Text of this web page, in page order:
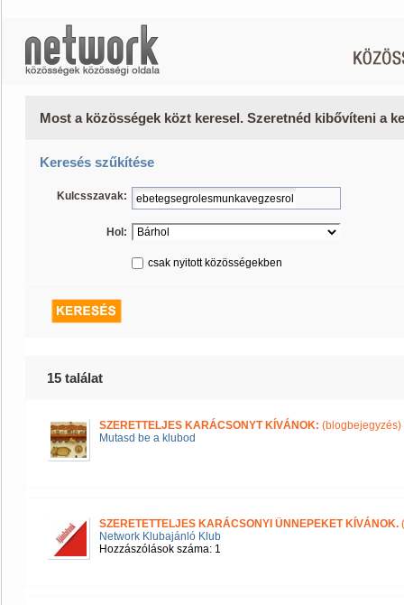
Most a közösségek közt keresel. Szeretnéd kibővíteni a
Keresés szűkítése
Kulcsszavak:
Hol:
csak nyitott közösségekben
15 találat
SZERETTELJES KARÁCSONYT KÍVÁNOK: (blogbejegyzés)
Mutasd be a klubod
SZERETETTELJES KARÁCSONYI ÜNNEPEKET KÍVÁNOK.
Network Klubajánló Klub
Hozzászólások száma: 1